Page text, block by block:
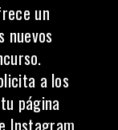
un
nuevos
a los
página
Instagram